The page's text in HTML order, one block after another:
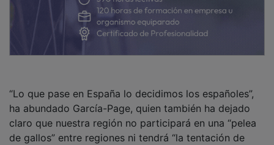
“Lo que pase en España lo decidimos los españoles”,
ha abundado García-Page, quien también ha dejado
claro que nuestra región no participará en una “pelea
de gallos” entre regiones ni tendrá “la tentación de